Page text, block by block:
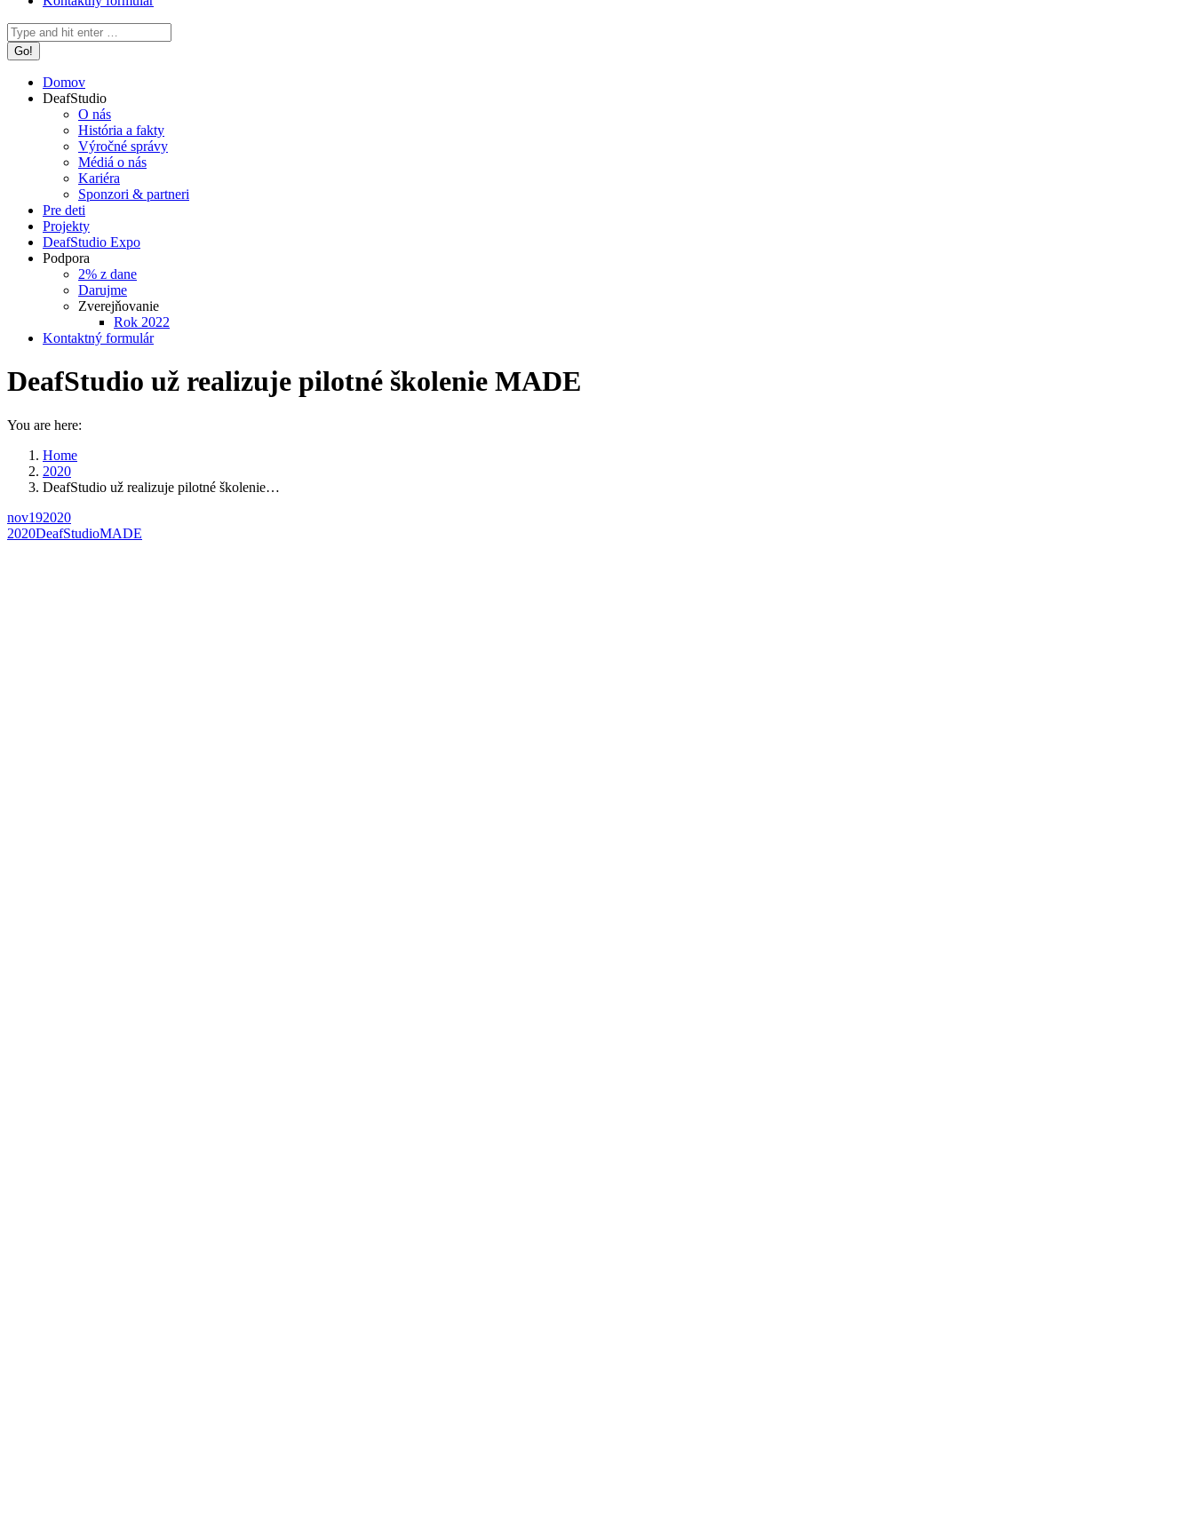
Search:
Domov
DeafStudio
O nás
História a fakty
Výročné správy
Médiá o nás
Kariéra
Sponzori & partneri
Pre deti
Projekty
DeafStudio Expo
Podpora
2% z dane
Darujme
Zverejňovanie
Rok 2022
Kontaktný formulár
DeafStudio už realizuje pilotné školenie MADE
You are here:
Home
2020
DeafStudio už realizuje pilotné školenie…
nov192020
2020DeafStudioMADE